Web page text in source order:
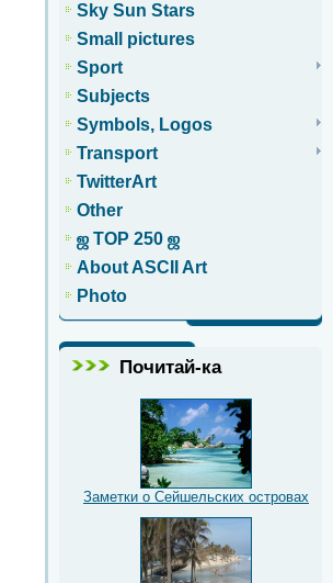
Sky Sun Stars
Small pictures
Sport
Subjects
Symbols, Logos
Transport
TwitterArt
Other
ஜ TOP 250 ஜ
About ASCII Art
Photo
Почитай-ка
Заметки о Сейшельских островах